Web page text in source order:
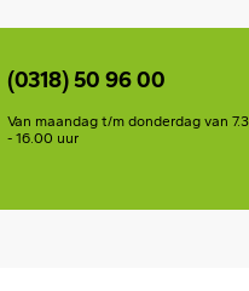
(0318) 50 96 00
Van maandag t/m donderdag van
- 16.00 uur